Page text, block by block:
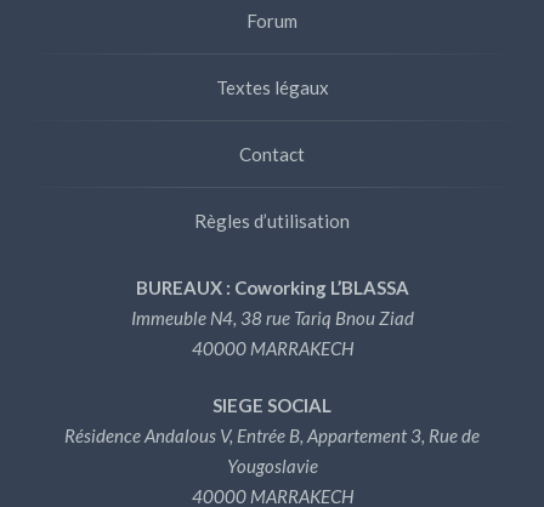
Forum
Textes légaux
Contact
Règles d’utilisation
BUREAUX : Coworking L’BLASSA
Immeuble N4, 38 rue Tariq Bnou Ziad
40000 MARRAKECH
SIEGE SOCIAL
Résidence Andalous V, Entrée B, Appartement 3, Rue de
Yougoslavie
40000 MARRAKECH